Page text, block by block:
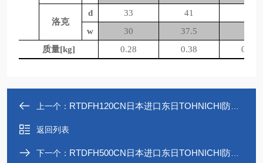
洛克
d 33 41
w
30 37.5
质量[kg]
0.28 0.38 0.49
上一个： RTDFH120CN日本进口东日TOHNICHI防错扭力螺丝刀
返回列表
下一个： RTDFH500CN日本进口东日TOHNICHI防错扭力螺丝刀